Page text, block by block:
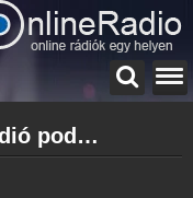
Hit Rádió archívum - Hit Rádió podcasts - Hit Rádió visszahallgatás